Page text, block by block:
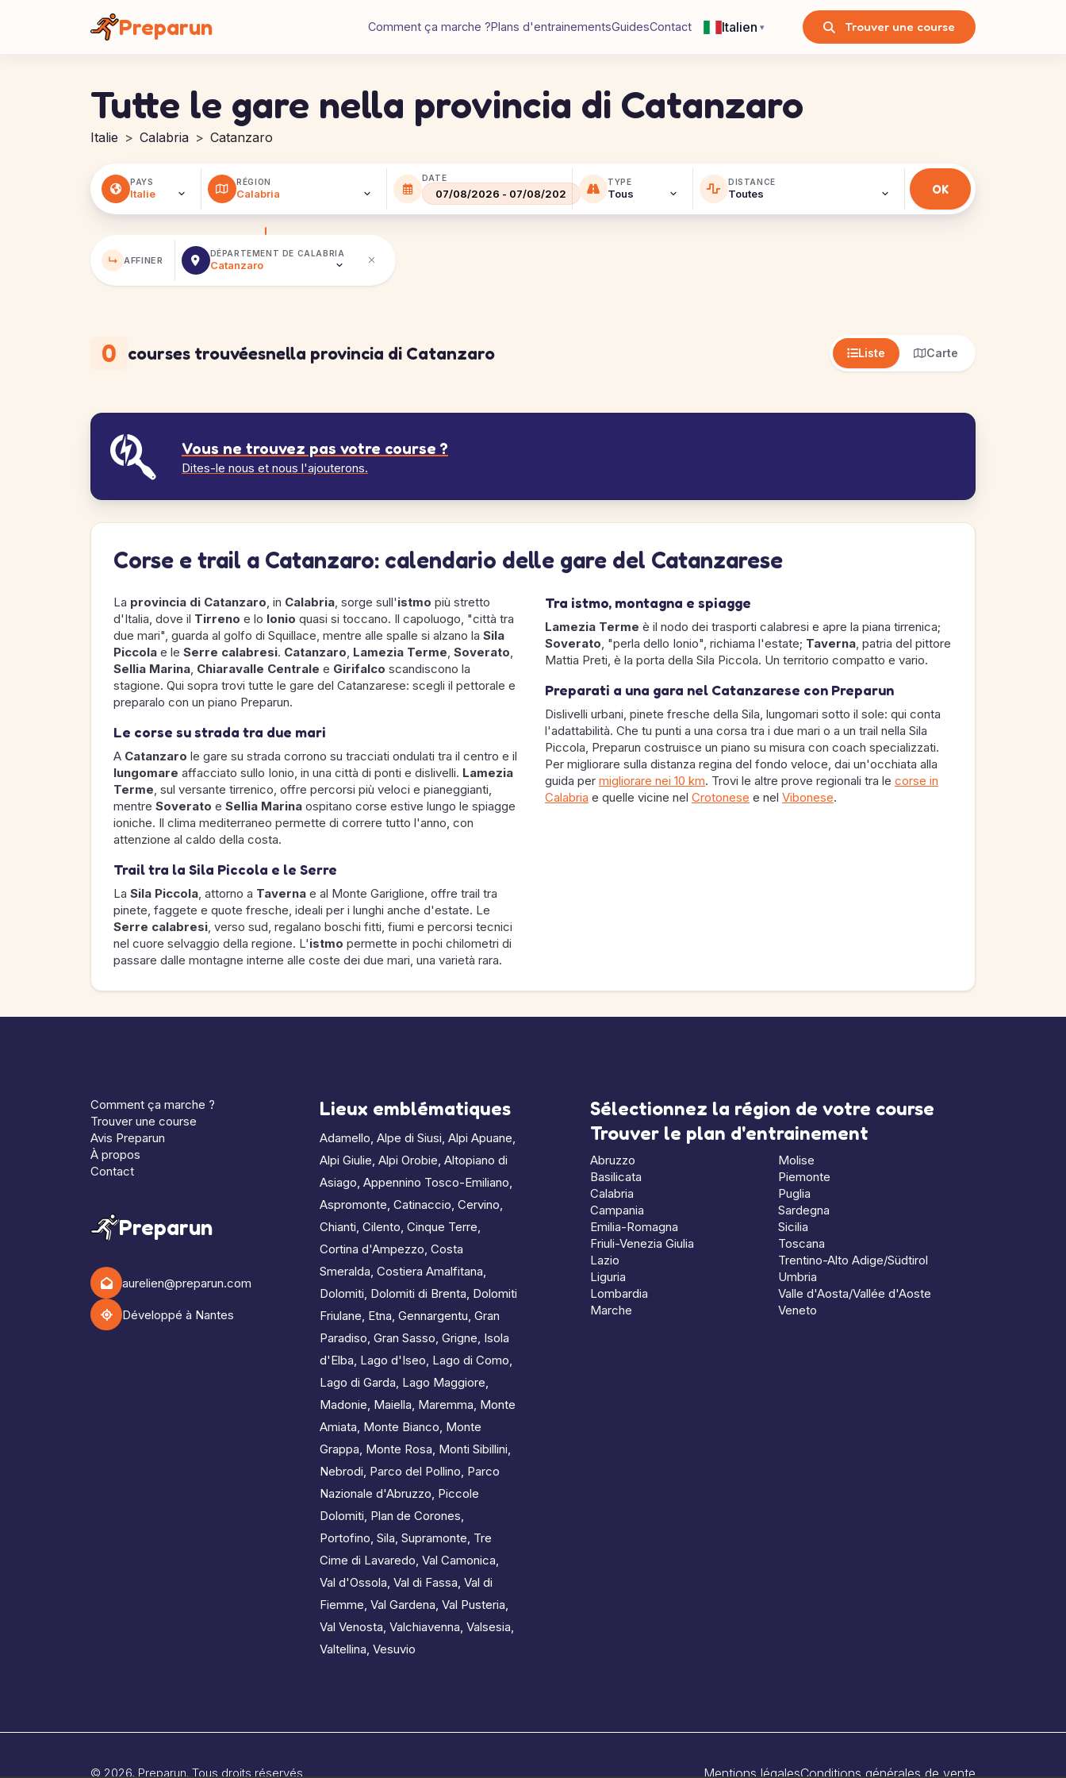
Preparun Comment ça marche ?Plans d'entrainementsGuidesContact Italien ▾ Trouver une course
Tutte le gare nella provincia di Catanzaro
Italie Calabria Catanzaro
PAYS RÉGION DATE TYPE DISTANCE
↳ AFFINER
DÉPARTEMENT DE CALABRIA
0 courses trouvéesnella provincia di Catanzaro Liste Carte
Vous ne trouvez pas votre course ?
Dites-le nous et nous l'ajouterons.
Corse e trail a Catanzaro: calendario delle gare del Catanzarese
La provincia di Catanzaro, in Calabria, sorge sull'istmo più stretto
d'Italia, dove il Tirreno e lo Ionio quasi si toccano. Il capoluogo, "città tra
due mari", guarda al golfo di Squillace, mentre alle spalle si alzano la Sila
Piccola e le Serre calabresi. Catanzaro, Lamezia Terme, Soverato,
Sellia Marina, Chiaravalle Centrale e Girifalco scandiscono la
stagione. Qui sopra trovi tutte le gare del Catanzarese: scegli il pettorale e
preparalo con un piano Preparun.
Le corse su strada tra due mari
A Catanzaro le gare su strada corrono su tracciati ondulati tra il centro e il
lungomare affacciato sullo Ionio, in una città di ponti e dislivelli. Lamezia
Terme, sul versante tirrenico, offre percorsi più veloci e pianeggianti,
mentre Soverato e Sellia Marina ospitano corse estive lungo le spiagge
ioniche. Il clima mediterraneo permette di correre tutto l'anno, con
attenzione al caldo della costa.
Trail tra la Sila Piccola e le Serre
La Sila Piccola, attorno a Taverna e al Monte Gariglione, offre trail tra
pinete, faggete e quote fresche, ideali per i lunghi anche d'estate. Le
Serre calabresi, verso sud, regalano boschi fitti, fiumi e percorsi tecnici
nel cuore selvaggio della regione. L'istmo permette in pochi chilometri di
passare dalle montagne interne alle coste dei due mari, una varietà rara.
Tra istmo, montagna e spiagge
Lamezia Terme è il nodo dei trasporti calabresi e apre la piana tirrenica;
Soverato, "perla dello Ionio", richiama l'estate; Taverna, patria del pittore
Mattia Preti, è la porta della Sila Piccola. Un territorio compatto e vario.
Preparati a una gara nel Catanzarese con Preparun
Dislivelli urbani, pinete fresche della Sila, lungomari sotto il sole: qui conta
l'adattabilità. Che tu punti a una corsa tra i due mari o a un trail nella Sila
Piccola, Preparun costruisce un piano su misura con coach specializzati.
Per migliorare sulla distanza regina del fondo veloce, dai un'occhiata alla
guida per migliorare nei 10 km. Trovi le altre prove regionali tra le corse in
Calabria e quelle vicine nel Crotonese e nel Vibonese.
Comment ça marche ?
Trouver une course
Avis Preparun
À propos
Contact
Preparun
aurelien@preparun.com
Développé à Nantes
Lieux emblématiques
Adamello, Alpe di Siusi, Alpi Apuane,
Alpi Giulie, Alpi Orobie, Altopiano di
Asiago, Appennino Tosco-Emiliano,
Aspromonte, Catinaccio, Cervino,
Chianti, Cilento, Cinque Terre,
Cortina d'Ampezzo, Costa
Smeralda, Costiera Amalfitana,
Dolomiti, Dolomiti di Brenta, Dolomiti
Friulane, Etna, Gennargentu, Gran
Paradiso, Gran Sasso, Grigne, Isola
d'Elba, Lago d'Iseo, Lago di Como,
Lago di Garda, Lago Maggiore,
Madonie, Maiella, Maremma, Monte
Amiata, Monte Bianco, Monte
Grappa, Monte Rosa, Monti Sibillini,
Nebrodi, Parco del Pollino, Parco
Nazionale d'Abruzzo, Piccole
Dolomiti, Plan de Corones,
Portofino, Sila, Supramonte, Tre
Cime di Lavaredo, Val Camonica,
Val d'Ossola, Val di Fassa, Val di
Fiemme, Val Gardena, Val Pusteria,
Val Venosta, Valchiavenna, Valsesia,
Valtellina, Vesuvio
Sélectionnez la région de votre course
Trouver le plan d'entrainement
Abruzzo
Basilicata
Calabria
Campania
Emilia-Romagna
Friuli-Venezia Giulia
Lazio
Liguria
Lombardia
Marche
Molise
Piemonte
Puglia
Sardegna
Sicilia
Toscana
Trentino-Alto Adige/Südtirol
Umbria
Valle d'Aosta/Vallée d'Aoste
Veneto
© 2026, Preparun. Tous droits réservés Mentions légalesConditions générales de vente